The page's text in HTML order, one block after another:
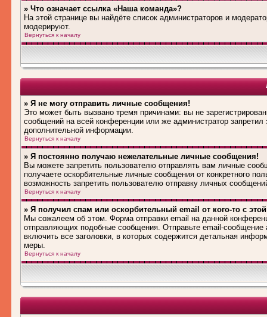
» Что означает ссылка «Наша команда»?
На этой странице вы найдёте список администраторов и
модерируют.
Вернуться к началу
» Я не могу отправить личные сообщения!
Это может быть вызвано тремя причинами: вы не
сообщений на всей конференции или же администратор
дополнительной информации.
Вернуться к началу
» Я постоянно получаю нежелательные личные сообщения!
Вы можете запретить пользователю отправлять вам личные
получаете оскорбительные личные сообщения от конкретного
возможность запретить пользователю отправку личных
Вернуться к началу
» Я получил спам или оскорбительный email от кого-то с
Мы сожалеем об этом. Форма отправки email на данной
отправляющих подобные сообщения. Отправьте email-
включить все заголовки, в которых содержится детальная
меры.
Вернуться к началу